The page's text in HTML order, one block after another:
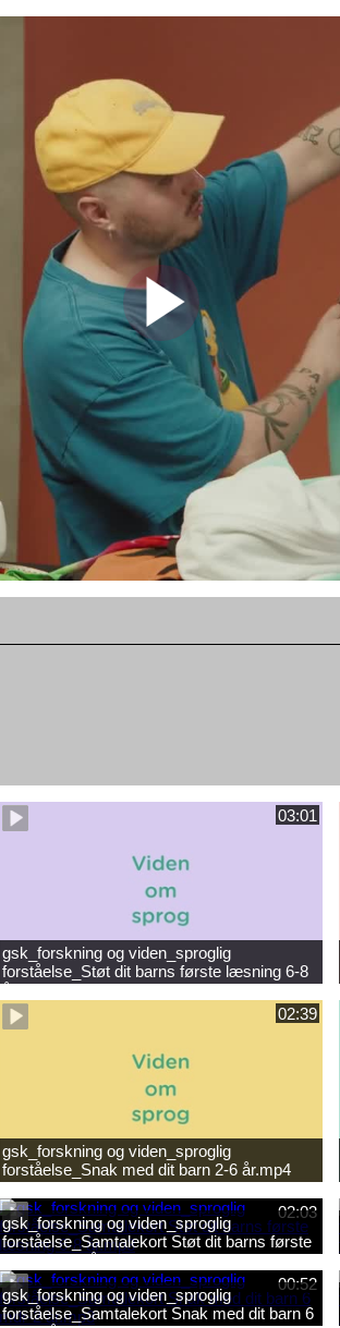
03:01
gsk_forskning og viden_sproglig
forståelse_Støt dit barns første læsning 6-8
år.mp4
02:39
gsk_forskning og viden_sproglig
forståelse_Snak med dit barn 2-6 år.mp4
02:03
gsk_forskning og viden_sproglig
forståelse_Samtalekort Støt dit barns første
læsning 6-8 år.mp3
00:52
gsk_forskning og viden_sproglig
forståelse_Samtalekort Snak med dit barn 6